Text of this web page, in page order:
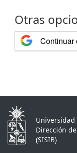
Otras
Continuar
Universidad
Dirección
(SISIB)